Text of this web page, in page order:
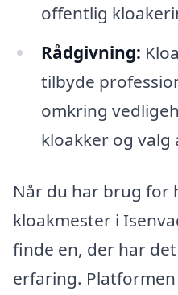
offentlig
Rådgivning:
tilbyde
omkring
kloakker og
Når du har brug for
kloakmester i
finde en, der har
erfaring.